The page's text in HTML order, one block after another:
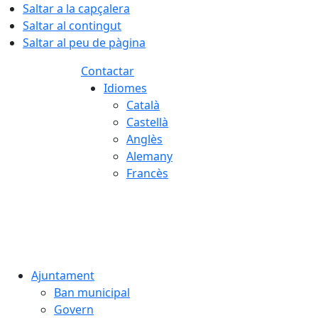
Saltar a la capçalera
Saltar al contingut
Saltar al peu de pàgina
Contactar
Idiomes
Català
Castellà
Anglès
Alemany
Francès
Ajuntament
Ban municipal
Govern